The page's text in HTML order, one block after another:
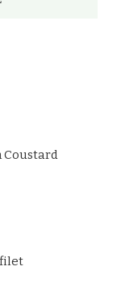
Coustard